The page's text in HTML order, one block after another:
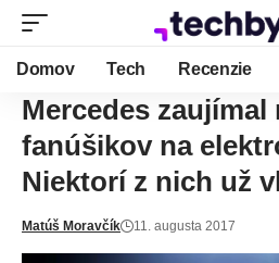
Domov Tech Recenzie
Mercedes zaujímal
fanúšikov na
Niektorí z nich už
Matúš Moravčík 11. augusta 2017